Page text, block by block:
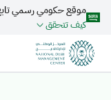
تخطي إلى المحتوى
موقع حكومي رسمي تابع
كيف تتحقق